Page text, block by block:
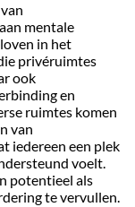
mentale
in het
privéruimtes
ook
en
ruimtes komen
van
iedereen een plek
voelt.
potentieel als
te vervullen.